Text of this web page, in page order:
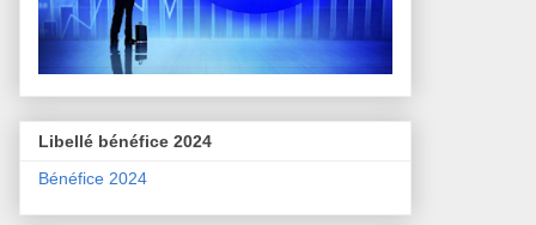
Libellé bénéfice 2024
Bénéfice 2024